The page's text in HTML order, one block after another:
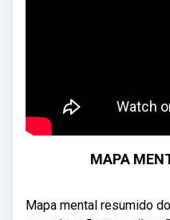
MAPA
Mapa mental resumido